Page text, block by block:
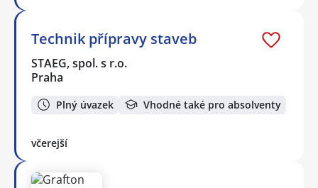
Technik přípravy staveb
STAEG, spol. s r.o.
Praha
Plný úvazek Vhodné také pro absolventy
včerejší